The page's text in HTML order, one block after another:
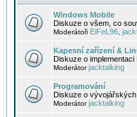
Windows Mobile
Diskuze o všem, co
Moderátoři EiFeL96
Kapesní zařízení &
Diskuze o
Moderátorjacktalking
Programování
Diskuze o vývojářských
Moderátorjacktalking